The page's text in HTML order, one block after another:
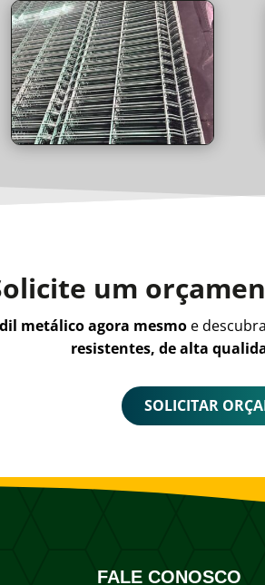
um
metálico agora mesmo e
resistentes, de alta
SOLICITAR
FALE CONOSCO